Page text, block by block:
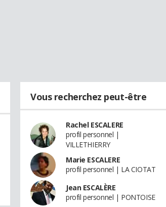
Vous recherchez peut-être
Rachel ESCALERE
profil personnel |
VILLETHIERRY
Marie ESCALERE
profil personnel | LA CIOTAT
Jean ESCALÈRE
profil personnel | PONTOISE